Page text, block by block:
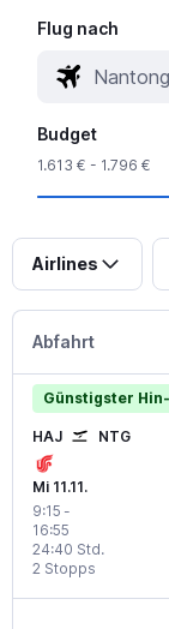
Flug nach
Budget
1.613 € - 1.796 €
Airlines
Abfahrt
Günstigster
HAJ NTG
Mi 11.11.
9:15 -
16:55
2 Stopps
24:40 Std.